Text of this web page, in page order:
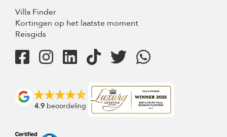
Villa Finder
Kortingen op het laatste moment
Reisgids
4.9 beoordeling